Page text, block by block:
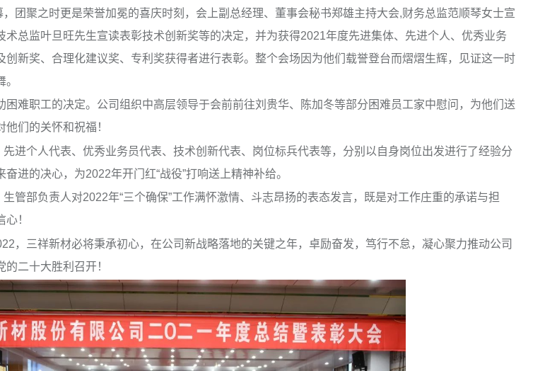
聚之时更是荣誉加冕的喜庆时刻，会上副总经理、董事会秘书郑雄主持大会,财务总监范顺琴女士宣
术总监叶旦旺先生宣读表彰技术创新奖等的决定，并为获得2021年度先进集体、先进个人、优秀业务
创新奖、合理化建议奖、专利奖获得者进行表彰。整个会场因为他们载誉登台而熠熠生辉，见证这一时
职工的决定。公司组织中高层领导于会前前往刘贵华、陈加冬等部分困难员工家中慰问，为他们送
们的关怀和祝福！
个人代表、优秀业务员代表、技术创新代表、岗位标兵代表等，分别以自身岗位出发进行了经验分
进的决心，为2022年开门红“战役”打响送上精神补给。
部负责人对2022年“三个确保”工作满怀激情、斗志昂扬的表态发言，既是对工作庄重的承诺与担
！
三祥新材必将秉承初心，在公司新战略落地的关键之年，卓励奋发，笃行不怠，凝心聚力推动公司
二十大胜利召开！